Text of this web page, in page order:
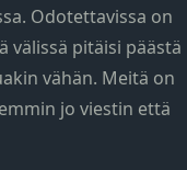
Odotettavissa on
välissä pitäisi päästä
vähän. Meitä on
jo viestin että